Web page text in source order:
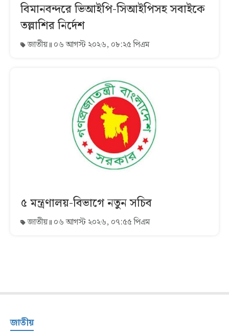
বিমানবন্দরে ভিআইপি-সিআইপিসহ সবাইকে
তল্লাশির নির্দেশ
জাতীয় ০৬ আগস্ট ২০২৬, ০৮:২৫ পিএম
৫ মন্ত্রণালয়-বিভাগে নতুন সচিব
জাতীয় ০৬ আগস্ট ২০২৬, ০৭:৫৫ পিএম
জাতীয়